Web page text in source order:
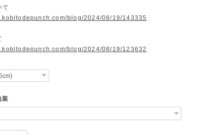
て
blog/2024/08/19/143335
blog/2024/08/19/123632
装